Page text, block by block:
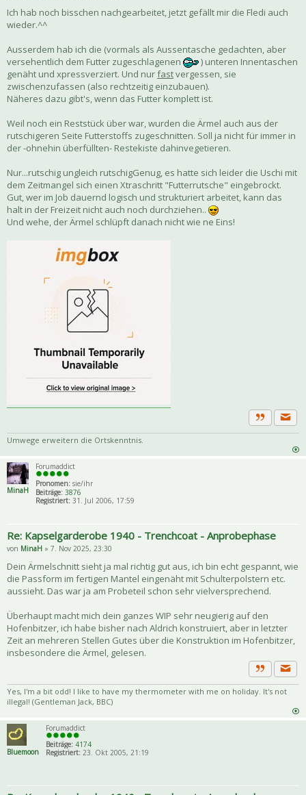
Ich hab noch bisschen nachgearbeitet, jetzt gefällt mir die Fledi auch
wieder.^^
Ausserdem hab ich die (vormals als Aussentasche gedachten, aber
versehentlich dem Futter zugeschlagenen
) unteren Innentaschen
genäht und xpressverziert. Und nurfastvergessen, sie
zwischenzufassen (also rechtzeitig einzubauen).
Näheres dazu gibt's, wenn das Futter komplett ist.
Weil noch ein Reststück über war, wurden die Ärmel auch aus der
rutschigeren Seite Futterstoffs zugeschnitten. Soll ja nicht für immer in
der -ohnehin überfüllten- Restekiste dahinvegetieren.
Nur...rutschig ungleich rutschigGenug, es hatte sich leider die Uschi mit
dem Zeitmangel sich einen Xtraschritt "Futterrutsche" eingebrockt.
Gut, wer im Job dauernd logisch und strukturiert arbeitet, kann das
halt in der Freizeit nicht auch noch durchziehen..
Und wehe, der Ärmel schlüpft danach nicht wie ne Eins!
Zitat
Umwege erweitern die Ortskenntnis.
MinaH
Forumaddict
Pronomen: sie/ihr
Beiträge: 3876
Registriert: 31. Jul 2006, 17:59
Re: Kapselgarderobe 1940 - Trenchcoat - Anprobephase
von MinaH » 7. Nov 2025, 23:30
Dein Ärmelschnitt sieht ja mal richtig gut aus, ich bin echt gespannt, wie
die Passform im fertigen Mantel eingenäht mit Schulterpolstern etc.
aussieht. Das war ja am Probeteil schon sehr vielversprechend.
Überhaupt macht mich dein ganzes WIP sehr neugierig auf den
Hofenbitzer, ich habe bisher nach Aldrich konstruiert, aber in letzter
Zeit an mehreren Stellen Gutes über die Konstruktion im Hofenbitzer,
insbesondere die Ärmel, gelesen.
Zitat
Yes, I'm a bit odd! I like to have my thermometer with me on holiday. It's not
illegal! (Gentleman Jack, BBC)
Bluemoon
Forumaddict
Beiträge: 4174
Registriert: 23. Okt 2005, 21:19